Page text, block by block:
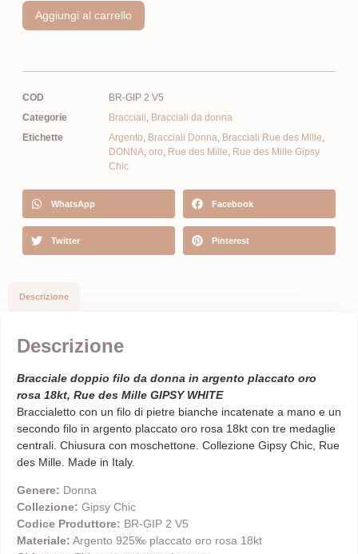
Aggiungi al carrello
COD
BR-GIP 2 V5
Categorie
Bracciali, Bracciali da donna
Etichette
Argento, Bracciali Donna, Bracciali Rue des Mille,
DONNA, oro, Rue des Mille, Rue des Mille Gipsy
Chic
WhatsApp Facebook
Twitter Pinterest
Descrizione
Descrizione
Bracciale doppio filo da donna in argento placcato oro
rosa 18kt, Rue des Mille GIPSY WHITE
Braccialetto con un filo di pietre bianche incatenate a mano e un
secondo filo in argento placcato oro rosa 18kt con tre medaglie
centrali. Chiusura con moschettone. Collezione Gipsy Chic, Rue
des Mille. Made in Italy.
Genere: Donna
Collezione: Gipsy Chic
Codice Produttore: BR-GIP 2 V5
Materiale: Argento 925‰ placcato oro rosa 18kt